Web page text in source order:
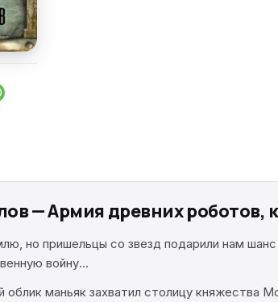
— Армия древних роботов,
но пришельцы со звезд подарили нам
войну…
облик маньяк захватил столицу княжества